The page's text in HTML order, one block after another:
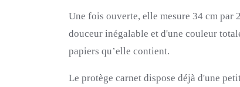
Une fois ouverte, elle mesure 34 cm par
douceur inégalable et d'une couleur
papiers qu’elle contient.
Le protège carnet dispose déjà d'une